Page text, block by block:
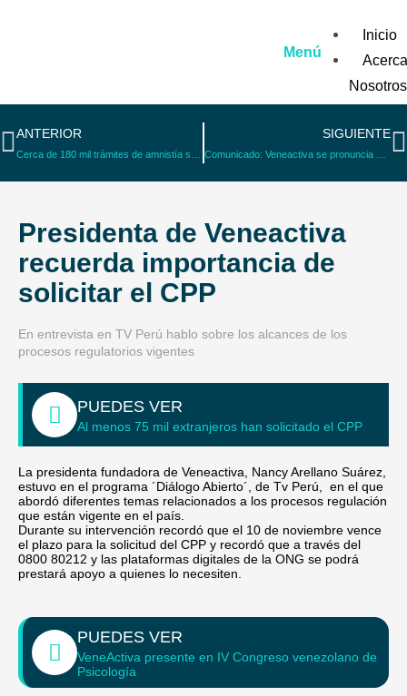
Menú
Inicio
Nosotros
0800
X
ANTERIOR SIGUIENTE
Presidenta de Veneactiva
recuerda importancia de
solicitar el CPP
En entrevista en TV Perú hablo sobre los alcances de los
procesos regulatorios vigentes
PUEDES VER
Al menos 75 mil extranjeros han solicitado el CPP
La presidenta fundadora de Veneactiva, Nancy Arellano Suárez,
estuvo en el programa ´Diálogo Abierto´, de Tv Perú, en el que
abordó diferentes temas relacionados a los procesos regulación
que están vigente en el país.
Durante su intervención recordó que el 10 de noviembre vence
el plazo para la solicitud del CPP y recordó que a través del
0800 80212 y las plataformas digitales de la ONG se podrá
prestará apoyo a quienes lo necesiten.
PUEDES VER
VeneActiva presente en IV Congreso venezolano de
Psicología